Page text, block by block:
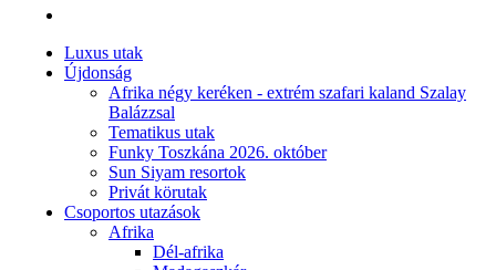
Luxus utak
Újdonság
Afrika négy keréken - extrém szafari kaland Szalay
Balázzsal
Tematikus utak
Funky Toszkána 2026. október
Sun Siyam resortok
Privát körutak
Csoportos utazások
Afrika
Dél-afrika